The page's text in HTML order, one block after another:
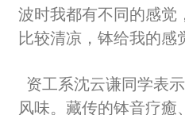
波时我都有不同的感觉
比较清凉，钵给我的感
资工系沈云谦同学表
风味。藏传的钵音疗癒